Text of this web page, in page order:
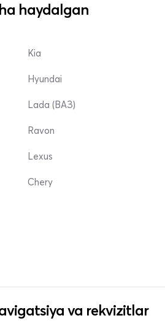
haydalgan
Kia
Hyundai
Lada (ВАЗ)
Ravon
Lexus
Chery
va rekvizitlar